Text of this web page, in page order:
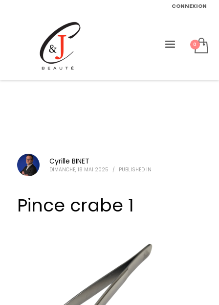
CONNEXION
Cyrille BINET
DIMANCHE, 18 MAI 2025 / PUBLISHED IN
Pince crabe 1